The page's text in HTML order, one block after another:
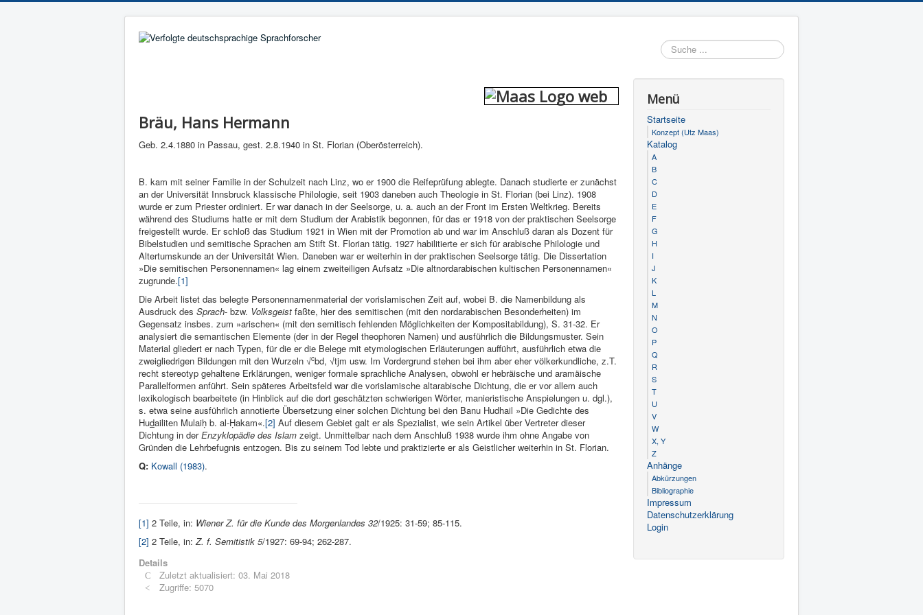
Bräu, Hans Hermann
Geb. 2.4.1880 in Passau, gest. 2.8.1940 in St. Florian (Oberösterreich).
B. kam mit seiner Familie in der Schulzeit nach Linz, wo er 1900 die Reifeprüfung ablegte. Danach studierte er zunächst
an der Universität Innsbruck klassische Philologie, seit 1903 daneben auch Theologie in St. Florian (bei Linz). 1908
wurde er zum Priester ordiniert. Er war danach in der Seelsorge, u. a. auch an der Front im Ersten Weltkrieg. Bereits
während des Studiums hatte er mit dem Studium der Arabistik begonnen, für das er 1918 von der praktischen Seelsorge
freigestellt wurde. Er schloß das Studium 1921 in Wien mit der Promotion ab und war im Anschluß daran als Dozent für
Bibelstudien und semitische Sprachen am Stift St. Florian tätig. 1927 habilitierte er sich für arabische Philologie und
Altertumskunde an der Universität Wien. Daneben war er weiterhin in der praktischen Seelsorge tätig. Die Dissertation
»Die semitischen Personennamen« lag einem zweiteiligen Aufsatz »Die altnordarabischen kultischen Personennamen«
zugrunde.[1]
Die Arbeit listet das belegte Personennamenmaterial der vorislamischen Zeit auf, wobei B. die Namenbildung als
Ausdruck des Sprach- bzw. Volksgeist faßte, hier des semitischen (mit den nordarabischen Besonderheiten) im
Gegensatz insbes. zum »arischen« (mit den semitisch fehlenden Möglichkeiten der Kompositabildung), S. 31-32. Er
analysiert die semantischen Elemente (der in der Regel theophoren Namen) und ausführlich die Bildungsmuster. Sein
Material gliedert er nach Typen, für die er die Belege mit etymologischen Erläuterungen aufführt, ausführlich etwa die
zweigliedrigen Bildungen mit den Wurzeln √cbd, √tjm usw. Im Vordergrund stehen bei ihm aber eher völkerkundliche, z.T.
recht stereotyp gehaltene Erklärungen, weniger formale sprachliche Analysen, obwohl er hebräische und aramäische
Parallelformen anführt. Sein späteres Arbeitsfeld war die vorislamische altarabische Dichtung, die er vor allem auch
lexikologisch bearbeitete (in Hinblick auf die dort geschätzten schwierigen Wörter, manieristische Anspielungen u. dgl.),
s. etwa seine ausführlich annotierte Übersetzung einer solchen Dichtung bei den Banu Hudhail »Die Gedichte des
Hudailiten Mulaiḥ b. al-Ḥakam«.[2] Auf diesem Gebiet galt er als Spezialist, wie sein Artikel über Vertreter dieser
Dichtung in derEnzyklopädie des Islam zeigt. Unmittelbar nach dem Anschluß 1938 wurde ihm ohne Angabe von
Gründen die Lehrbefugnis entzogen. Bis zu seinem Tod lebte und praktizierte er als Geistlicher weiterhin in St. Florian.
Q: Kowall (1983).
[1] 2 Teile, in: Wiener Z. für die Kunde des Morgenlandes 32/1925: 31-59; 85-115.
[2] 2 Teile, in:Z. f. Semitistik 5/1927: 69-94; 262-287.
Details
Zuletzt aktualisiert: 03. Mai 2018
Zugriffe: 5070
Menü
Startseite
Konzept (Utz Maas)
Katalog
A
B
C
D
E
F
G
H
I
J
K
L
M
N
O
P
Q
R
S
T
U
V
W
X, Y
Z
Anhänge
Abkürzungen
Bibliographie
Impressum
Datenschutzerklärung
Login